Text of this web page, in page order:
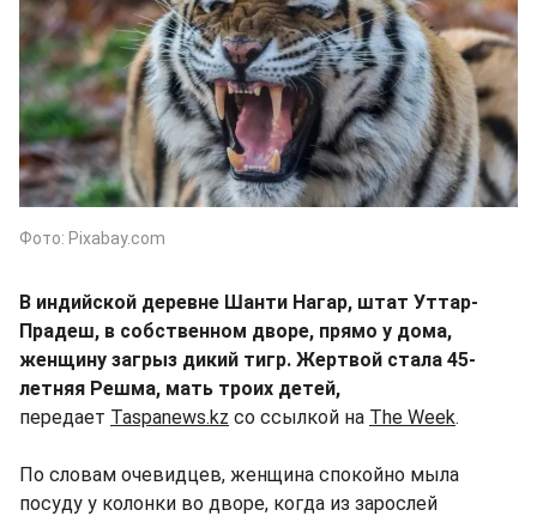
Фото: Pixabay.com
В индийской деревне Шанти Нагар, штат Уттар-
Прадеш, в собственном дворе, прямо у дома,
женщину загрыз дикий тигр. Жертвой стала 45-
летняя Решма, мать троих детей,
передает Taspanews.kz со ссылкой на The Week.
По словам очевидцев, женщина спокойно мыла
посуду у колонки во дворе, когда из зарослей